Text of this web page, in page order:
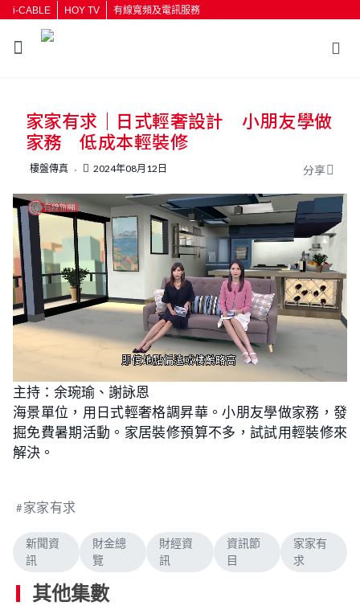
i-CABLE HOY TV 有線寬頻及電訊服務
家家有求｜日式輕奢設計 小朋友學做
家務 低成本輕裝修
樓盤傳真 2024年08月12日 分享
n
m
u
o
a
e
d
:
1
主持：余琬瑜、謝詠恩
海景單位，用日式輕奢格調昇華。小朋友學做家務，發
掘免費暑期活動。家居裝修預算不多，試試用輕裝修來
解決。
家家有求
新聞資
訊
財金總
覽
財經資
訊
資訊節
目
家家有
求
其他集數